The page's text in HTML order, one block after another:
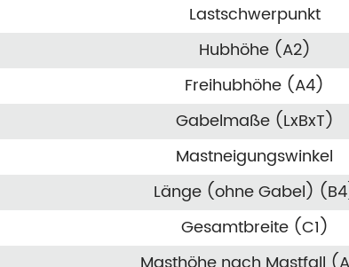
Lastschwerpunkt
Hubhöhe (A2)
Freihubhöhe (A4)
Gabelmaße (LxBxT)
Mastneigungswinkel
Länge (ohne Gabel)
Gesamtbreite (C1)